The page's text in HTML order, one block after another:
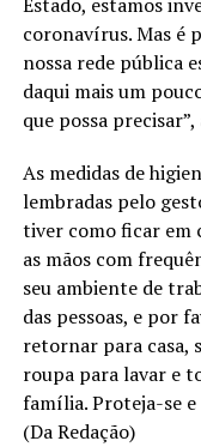
coronavírus. Mas é
nossa rede pública
daqui mais um
que possa
As medidas de
lembradas pelo
tiver como ficar em
as mãos com
seu ambiente de
das pessoas, e por
retornar para casa,
roupa para lavar e
família. Proteja-se e
(Da Redação)